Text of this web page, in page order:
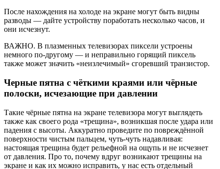
После нахождения на холоде на экране могут быть видны
разводы — дайте устройству поработать несколько часов, и
они исчезнут.
ВАЖНО. В плазменных телевизорах пиксели устроены
немного по-другому — и неправильно горящий пиксель
также может значить «неизлечимый» сгоревший транзистор.
Черные пятна с чёткими краями или чёрные
полоски, исчезающие при давлении
Такие чёрные пятна на экране телевизора могут выглядеть
также как своего рода «трещина», возникшая после удара или
падения с высоты. Аккуратно проведите по повреждённой
поверхности чистым пальцем, чуть-чуть надавливая:
настоящая трещина будет рельефной на ощупь и не исчезнет
от давления. Про то, почему вдруг возникают трещины на
экране и как их можно исправить, у нас есть отдельный